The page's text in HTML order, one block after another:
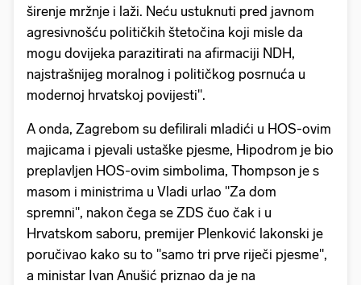
širenje mržnje i laži. Neću ustuknuti pred javnom
agresivnošću političkih štetočina koji misle da
mogu dovijeka parazitirati na afirmaciji NDH,
najstrašnijeg moralnog i političkog posrnuća u
modernoj hrvatskoj povijesti".
A onda, Zagrebom su defilirali mladići u HOS-ovim
majicama i pjevali ustaške pjesme, Hipodrom je bio
preplavljen HOS-ovim simbolima, Thompson je s
masom i ministrima u Vladi urlao "Za dom
spremni", nakon čega se ZDS čuo čak i u
Hrvatskom saboru, premijer Plenković lakonski je
poručivao kako su to "samo tri prve riječi pjesme",
a ministar Ivan Anušić priznao da je na